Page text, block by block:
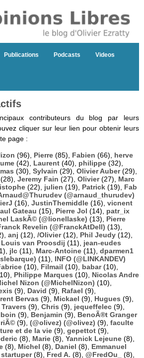
Publications Podcasts Videos
contributeurs du blog par leurs
cliquer sur leur lien pour obtenir leurs
page :
(96), Pierre (85), Fabien (66), herve
(42), Laurent (40), philippe (32),
(30), Sylvain (29), Olivier Auber(29),
(28), Jeremy Fain (27), Olivier(27), Marc
(22), julien (19), Patrick (19), Fab
(@arnaud_thurudev)
(16), JustinThemiddle (16), vicnent
Gateau (15), Pierre Jol (14), patr_ix
LaskÃ© (@lionellaske) (13), Pierre
Revelin (@FranckAtDell) (13),
anj (12), /Olivier(12), Phil Jeudy (12),
Louis van Proosdij (11), jean-eudes
jlc (11), Marc-Antoine (11), dparmen1
(11), INFO (@LINKANDEV)
(10), Filmail (10), babar(10),
Philippe Marques (10), Nicolas Andre
Nizon (@MichelNizon) (10),
(9), David (9), Rafael (9),
Bervas (9), Mickael (9), Hugues (9),
(9), Chris (9), jequeffelec (9),
(9), Benjamin (9), BenoÃ®t Granger
(9), (@olivez) (@olivez) (9), faculte
et de la vie (9), gepettot (9),
(8), Marie (8), Yannick Lejeune (8),
(8), Michel (8), Daniel (8), Emmanuel
startuper(8), Fred A. (8), @FredOu_
(8),